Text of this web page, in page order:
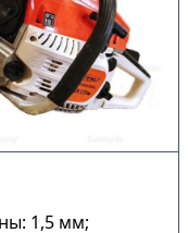
1,5 мм;